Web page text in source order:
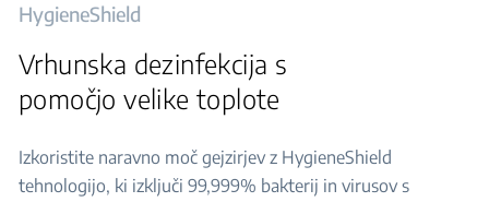
HygieneShield
Vrhunska dezinfekcija s
pomočjo velike toplote
Izkoristite naravno moč gejzirjev z HygieneShield
tehnologijo, ki izključi 99,999% bakterij in virusov s